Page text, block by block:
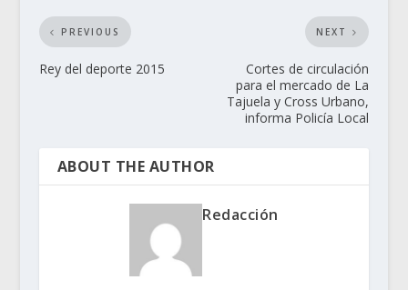
PREVIOUS
Rey del deporte 2015
NEXT
Cortes de circulación
para el mercado de La
Tajuela y Cross Urbano,
informa Policía Local
ABOUT THE AUTHOR
Redacción